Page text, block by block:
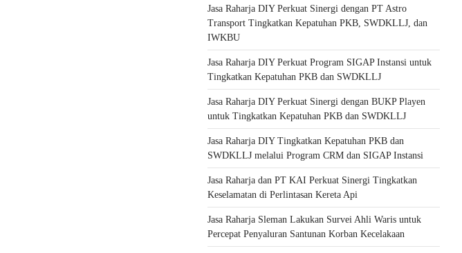
Jasa Raharja DIY Perkuat Sinergi dengan PT Astro
Transport Tingkatkan Kepatuhan PKB, SWDKLLJ, dan
IWKBU
Jasa Raharja DIY Perkuat Program SIGAP Instansi untuk
Tingkatkan Kepatuhan PKB dan SWDKLLJ
Jasa Raharja DIY Perkuat Sinergi dengan BUKP Playen
untuk Tingkatkan Kepatuhan PKB dan SWDKLLJ
Jasa Raharja DIY Tingkatkan Kepatuhan PKB dan
SWDKLLJ melalui Program CRM dan SIGAP Instansi
Jasa Raharja dan PT KAI Perkuat Sinergi Tingkatkan
Keselamatan di Perlintasan Kereta Api
Jasa Raharja Sleman Lakukan Survei Ahli Waris untuk
Percepat Penyaluran Santunan Korban Kecelakaan